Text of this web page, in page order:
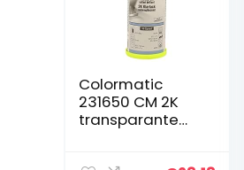
Colormatic
231650 CM 2K
transparante